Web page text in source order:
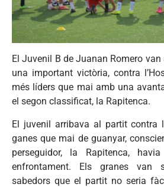
El Juvenil B de Juanan Romero
una important victòria, contra
més líders que mai amb una
el segon classificat, la Rapitenca.
El juvenil arribava al partit contra
ganes que mai de guanyar,
perseguidor, la Rapitenca,
enfrontament. Els granes van
sabedors que el partit no seria